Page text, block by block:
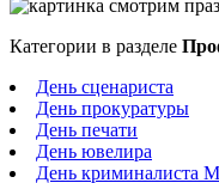
Категории в разделе
День сценариста
День прокуратуры
День печати
День ювелира
День криминалиста